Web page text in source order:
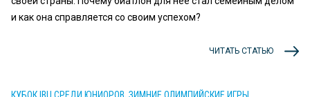
и как она справляется со своим успехом?
ЧИТАТЬ СТАТЬЮ
КУБОК IBU СРЕДИ ЮНИОРОВ, ЗИМНИЕ ОЛИМПИЙСКИЕ ИГРЫ